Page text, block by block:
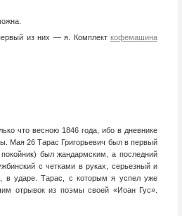
из них — я.
Комплекткофемашина
что весною 1846 года, ибо в дневнике
Мая 26 Тарас Григорьевич был в первый
был жандармским, а последний
с четками в руках, серьезный и
в ударе. Тарас, с которым я успел уже
отрывок из поэмы своей «Иоан Гус».